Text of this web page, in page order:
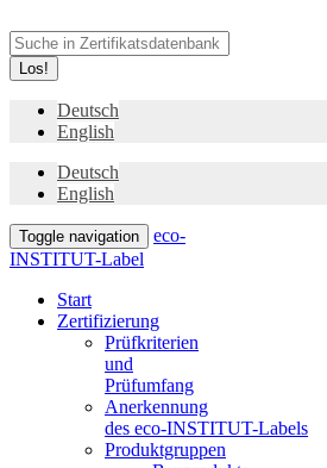
Los!
Deutsch
English
Deutsch
English
Toggle navigation
eco-
INSTITUT-Label
Start
Zertifizierung
Prüfkriterien
und
Prüfumfang
Anerkennung
des eco-INSTITUT-Labels
Produktgruppen